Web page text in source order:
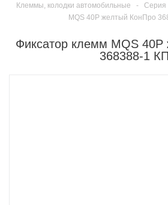
Клеммы, колодки автомобильные
- Серия
MQS 40P желтый КонПро
Фиксатор клемм MQS
368388-1 КП